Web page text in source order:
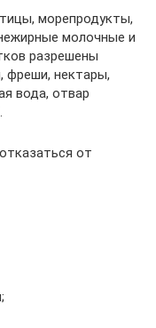
морепродукты,
молочные и
разрешены
фреши, нектары,
вода, отвар
от